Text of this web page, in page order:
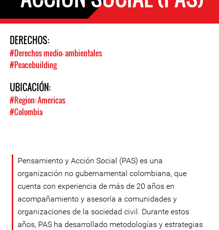
DERECHOS:
#Derechos medio- ambientales
#Peacebuilding
UBICACIÓN:
#Region: Americas
#Colombia
Pensamiento y Acción Social (PAS) es una
organización no gubernamental colombiana, que
cuenta con experiencia de más de 20 años en
acompañamiento y asesoría a comunidades y
organizaciones de la sociedad civil. Durante estos
años, PAS ha desarrollado metodologías y estrategias